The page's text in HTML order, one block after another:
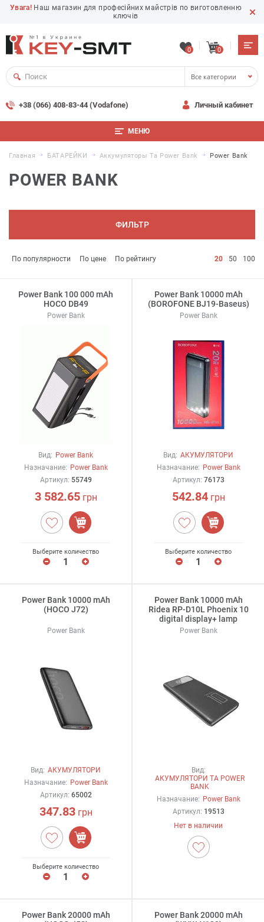
Увага! Наш магазин для професійних майстрів по виготовленню
ключів
0 0
Все категории
+38 (066) 408-83-44 (Vodafone) Личный кабинет
МЕНЮ
Главная БАТАРЕЙКИ Аккумуляторы Та Power Bank Power Bank
POWER BANK
ФИЛЬТР
По популярности По цене По рейтингу 20 50 100
Power Bank 100 000 mAh
HOCO DB49
Power Bank
Вид: Power Bank
Назначание: Power Bank
Артикул: 55749
3 582.65грн
Выберите количество
Power Bank 10000 mAh
(BOROFONE BJ19-Baseus)
Power Bank
Вид: АКУМУЛЯТОРИ
Назначание: Power Bank
Артикул: 76173
542.84грн
Выберите количество
Power Bank 10000 mAh
(HOCO J72)
Power Bank
Вид: АКУМУЛЯТОРИ
Назначание: Power Bank
Артикул: 65002
347.83грн
Выберите количество
Power Bank 10000 mAh
Ridea RP-D10L Phoenix 10
digital display+ lamp
Power Bank
Вид:
АКУМУЛЯТОРИ ТА POWER
BANK
Назначание: Power Bank
Артикул: 19513
Нет в наличии
Power Bank 20000 mAh
Power Bank 20000 mAh